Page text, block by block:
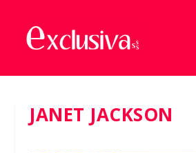
JANET JACKSON